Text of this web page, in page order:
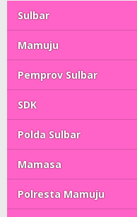
Sulbar
Mamuju
Pemprov Sulbar
SDK
Polda Sulbar
Mamasa
Polresta Mamuju